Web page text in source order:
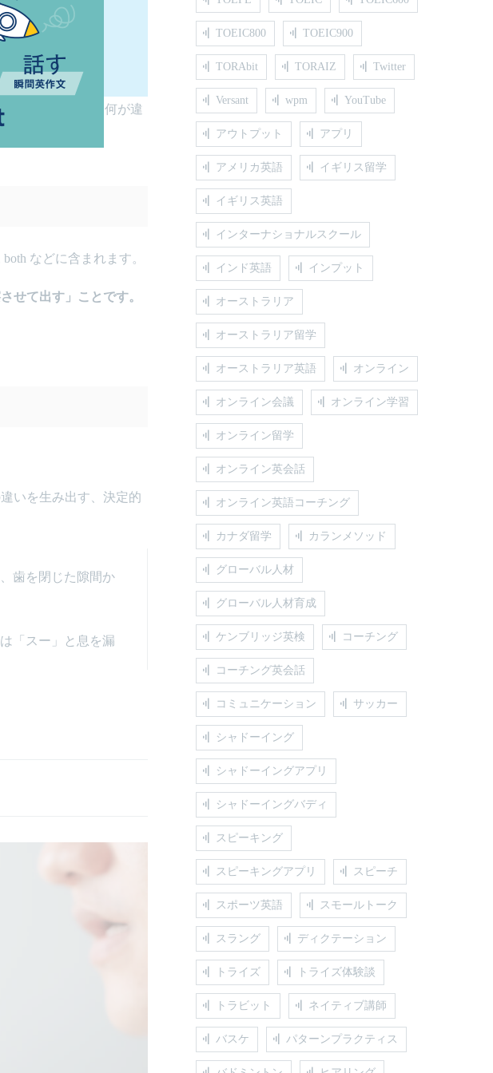
しまう[s]の音と何が違
などに含まれます。
せて出す」ことです。
いを生み出す、決定的
歯を閉じた隙間か
「スー」と息を漏
TOEIC800 TOEIC900
TORAbit TORAIZ Twitter
Versant wpm YouTube
アウトプット アプリ
アメリカ英語 イギリス留学
イギリス英語
インターナショナルスクール
インド英語 インプット
オーストラリア
オーストラリア留学
オーストラリア英語 オンライン
オンライン会議 オンライン学習
オンライン留学
オンライン英会話
オンライン英語コーチング
カナダ留学 カランメソッド
グローバル人材
グローバル人材育成
ケンブリッジ英検 コーチング
コーチング英会話
コミュニケーション サッカー
シャドーイング
シャドーイングアプリ
シャドーイングバディ
スピーキング
スピーキングアプリ スピーチ
スポーツ英語 スモールトーク
スラング ディクテーション
トライズ トライズ体験談
トラビット ネイティブ講師
バスケ パターンプラクティス